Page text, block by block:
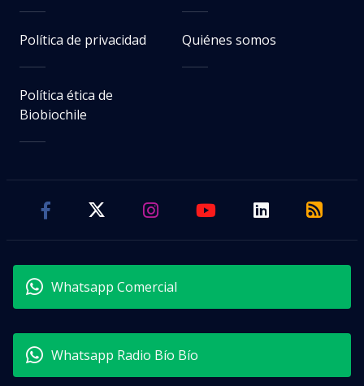
Política de privacidad Quiénes somos
Política ética de
Biobiochile
Whatsapp Comercial
Whatsapp Radio Bío Bío